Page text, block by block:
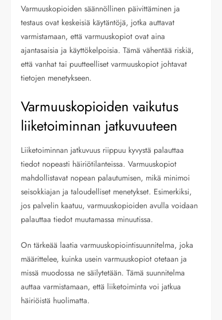
Varmuuskopioiden säännöllinen päivittäminen ja
testaus ovat keskeisiä käytäntöjä, jotka auttavat
varmistamaan, että varmuuskopiot ovat aina
ajantasaisia ja käyttökelpoisia. Tämä vähentää riskiä,
että vanhat tai puutteelliset varmuuskopiot johtavat
tietojen menetykseen.
Varmuuskopioiden vaikutus
liiketoiminnan jatkuvuuteen
Liiketoiminnan jatkuvuus riippuu kyvystä palauttaa
tiedot nopeasti häiriötilanteissa. Varmuuskopiot
mahdollistavat nopean palautumisen, mikä minimoi
seisokkiajan ja taloudelliset menetykset. Esimerkiksi,
jos palvelin kaatuu, varmuuskopioiden avulla voidaan
palauttaa tiedot muutamassa minuutissa.
On tärkeää laatia varmuuskopiointisuunnitelma, joka
määrittelee, kuinka usein varmuuskopiot otetaan ja
missä muodossa ne säilytetään. Tämä suunnitelma
auttaa varmistamaan, että liiketoiminta voi jatkua
häiriöistä huolimatta.